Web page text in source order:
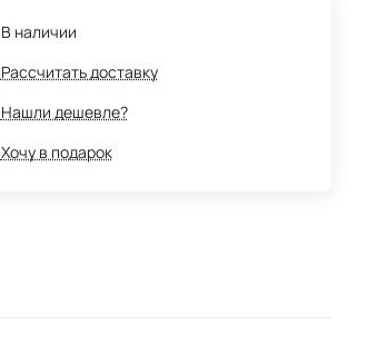
В наличии
Рассчитать доставку
Нашли дешевле?
Хочу в подарок